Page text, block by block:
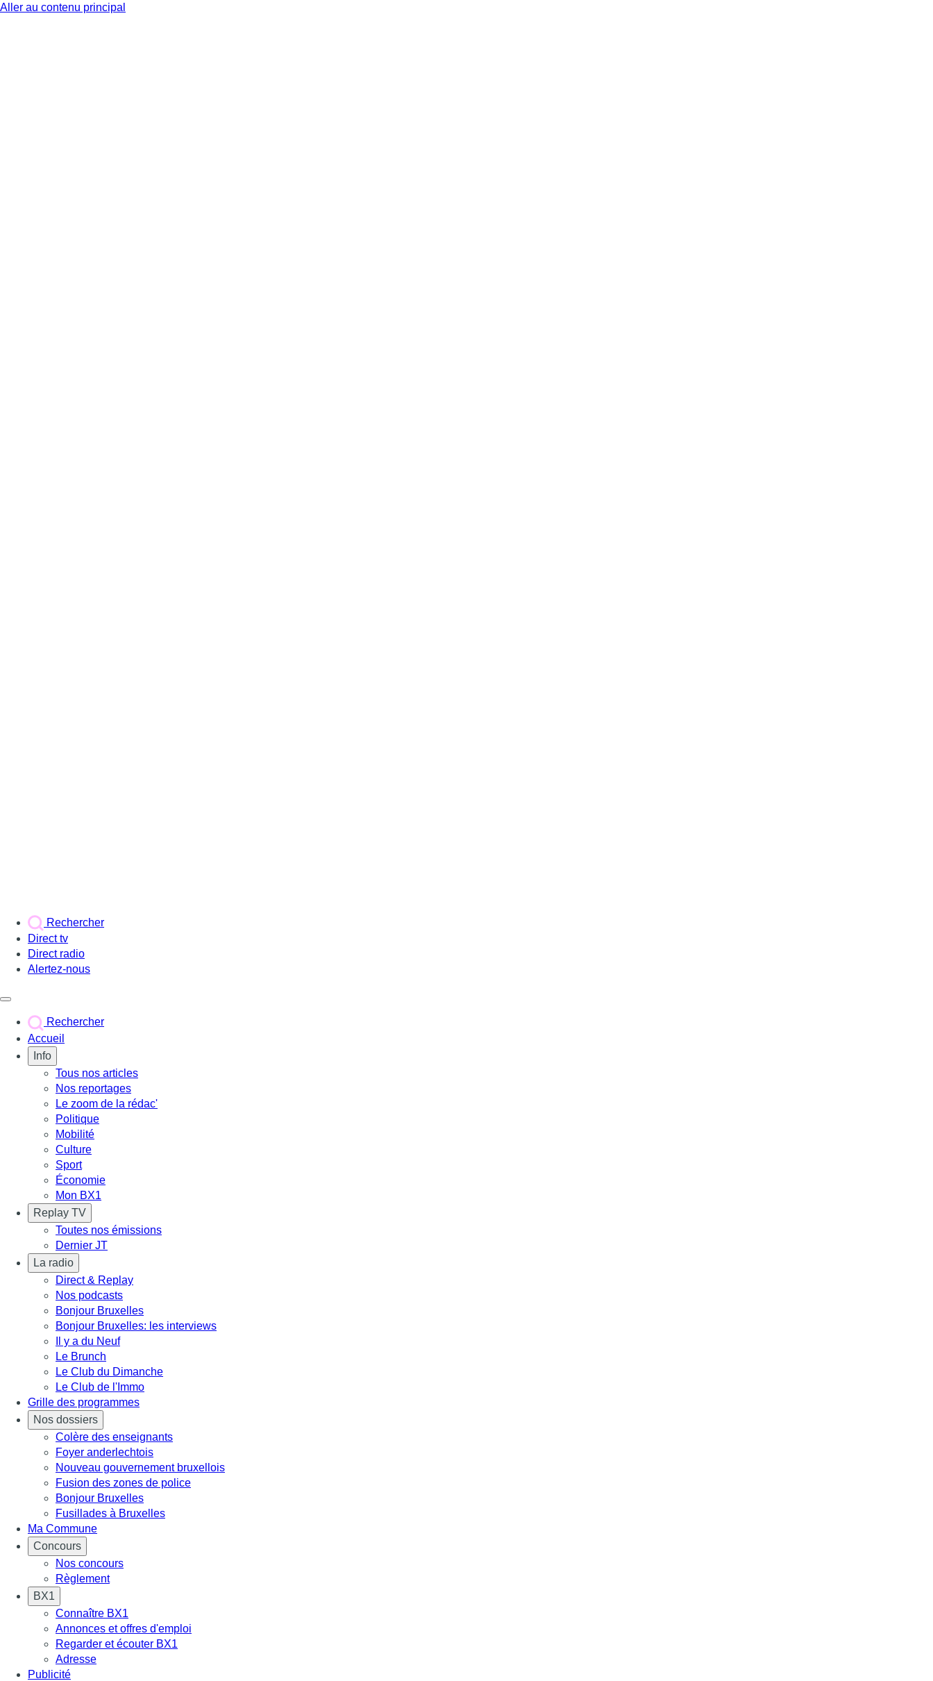
Aller au contenu principal
Rechercher
Direct tv
Direct radio
Alertez-nous
Rechercher
Accueil
Info
Tous nos articles
Nos reportages
Le zoom de la rédac'
Politique
Mobilité
Culture
Sport
Économie
Mon BX1
Replay TV
Toutes nos émissions
Dernier JT
La radio
Direct & Replay
Nos podcasts
Bonjour Bruxelles
Bonjour Bruxelles: les interviews
Il y a du Neuf
Le Brunch
Le Club du Dimanche
Le Club de l'Immo
Grille des programmes
Nos dossiers
Colère des enseignants
Foyer anderlechtois
Nouveau gouvernement bruxellois
Fusion des zones de police
Bonjour Bruxelles
Fusillades à Bruxelles
Ma Commune
Concours
Nos concours
Règlement
BX1
Connaître BX1
Annonces et offres d'emploi
Regarder et écouter BX1
Adresse
Publicité